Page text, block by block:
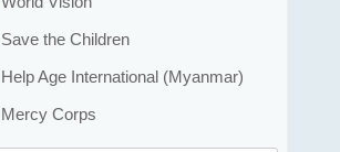
Save the Children
Help Age International (Myanmar)
Mercy Corps